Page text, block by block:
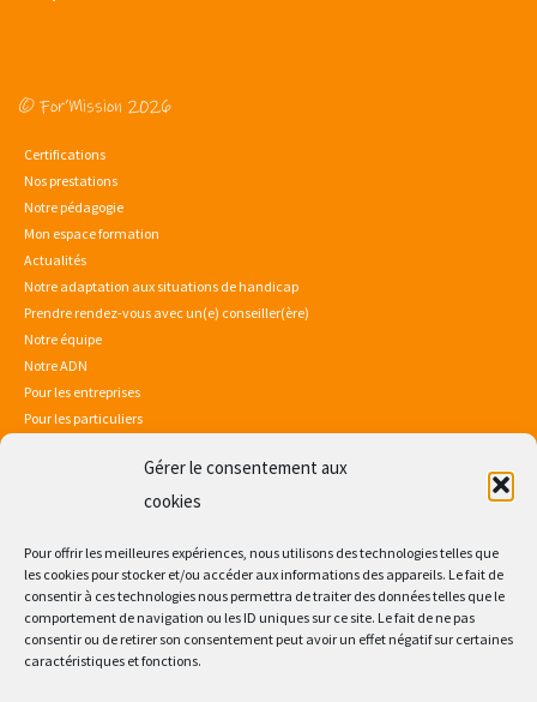
Gérer le consentement aux
cookies
Pour offrir les meilleures expériences, nous utilisons des technologies telles que
les cookies pour stocker et/ou accéder aux informations des appareils. Le fait de
consentir à ces technologies nous permettra de traiter des données telles que le
comportement de navigation ou les ID uniques sur ce site. Le fait de ne pas
consentir ou de retirer son consentement peut avoir un effet négatif sur certaines
caractéristiques et fonctions.
© For’Mission 2026
Certifications
Nos prestations
Notre pédagogie
Mon espace formation
Actualités
Notre adaptation aux situations de handicap
Prendre rendez-vous avec un(e) conseiller(ère)
Notre équipe
Notre ADN
Pour les entreprises
Pour les particuliers
Politique de confidentialité
Consultez notre certificat Qualiopi